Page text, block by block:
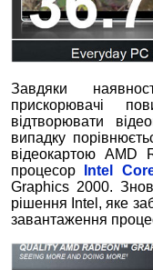
Завдяки
прискорювачі
відтворювати
випадку
відеокартою
процесор
Intel
Graphics 2000.
рішення Intel, яке
завантаження